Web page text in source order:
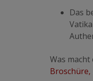
Das
Was